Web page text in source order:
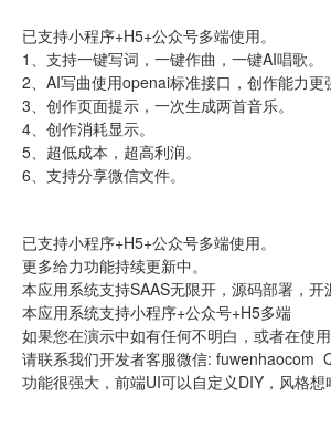
已支持小程序+H5+公众号多端使用。
1、支持一键写词，一键作曲，一键AI唱歌。
2、AI写曲使用openai标准接口，创作能力更
3、创作页面提示，一次生成两首音乐。
4、创作消耗显示。
5、超低成本，超高利润。
6、支持分享微信文件。
已支持小程序+H5+公众号多端使用。
更多给力功能持续更新中。
本应用系统支持SAAS无限开，源码部署，
本应用系统支持小程序+公众号+H5多端
如果您在演示中如有任何不明白，或者在使
请联系我们开发者客服微信: fuwenhaocom
功能很强大，前端UI可以自定义DIY，风格想